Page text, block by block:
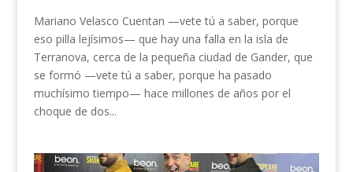
Mariano Velasco Cuentan —vete tú a saber, porque
eso pilla lejísimos— que hay una falla en la isla de
Terranova, cerca de la pequeña ciudad de Gander, que
se formó —vete tú a saber, porque ha pasado
muchísimo tiempo— hace millones de años por el
choque de dos...